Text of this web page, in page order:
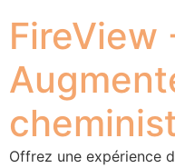
FireView
Offrez une expérience